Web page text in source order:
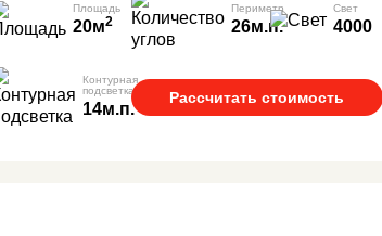
Площадь
20м2
Периметр
26м.п.
Свет
4000
Контурная
подсветка
14м.п.
Рассчитать стоимость